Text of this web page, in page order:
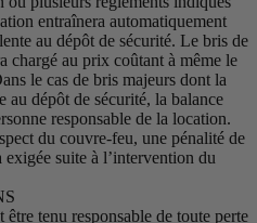
entraînera automatiquement
au dépôt de sécurité. Le bris de
chargé au prix coûtant à même le
le cas de bris majeurs dont la
au dépôt de sécurité, la balance
responsable de la location.
du couvre-feu, une pénalité de
suite à l’intervention du
tenu responsable de toute perte